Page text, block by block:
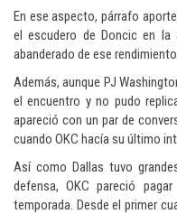
En ese aspecto, párrafo
el escudero de Doncic en
abanderado de ese
Además, aunque PJ
el encuentro y no pudo
apareció con un par de
cuando OKC hacía su último
Así como Dallas tuvo
defensa, OKC pareció
temporada. Desde el primer